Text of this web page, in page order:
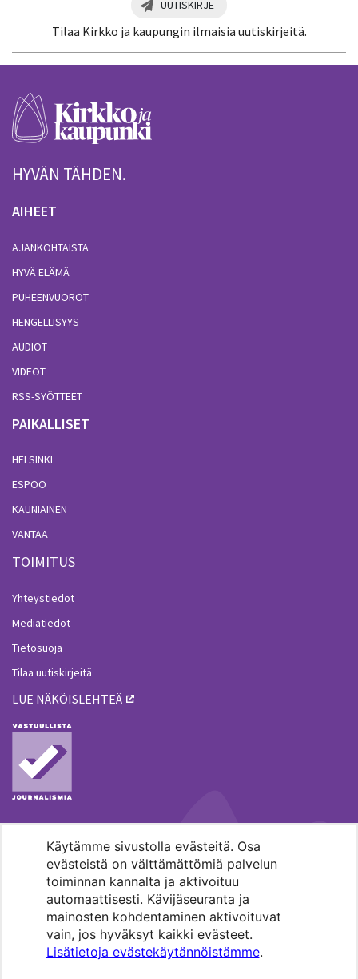
Käytämme sivustolla evästeitä. Osa
evästeistä on välttämättömiä palvelun
toiminnan kannalta ja aktivoituu
automaattisesti. Kävijäseuranta ja
mainosten kohdentaminen aktivoituvat
vain, jos hyväksyt kaikki evästeet.
Lisätietoja evästekäytännöistämme.
UUTISKIRJE
Tilaa Kirkko ja kaupungin ilmaisia uutiskirjeitä.
HYVÄN TÄHDEN.
AIHEET
AJANKOHTAISTA
HYVÄ ELÄMÄ
PUHEENVUOROT
HENGELLISYYS
AUDIOT
VIDEOT
RSS-SYÖTTEET
PAIKALLISET
HELSINKI
ESPOO
KAUNIAINEN
VANTAA
TOIMITUS
Yhteystiedot
Mediatiedot
Tietosuoja
Tilaa uutiskirjeitä
LUE NÄKÖISLEHTEÄ
MENOHAKU
Pääkaupunkiseudun evankelis-